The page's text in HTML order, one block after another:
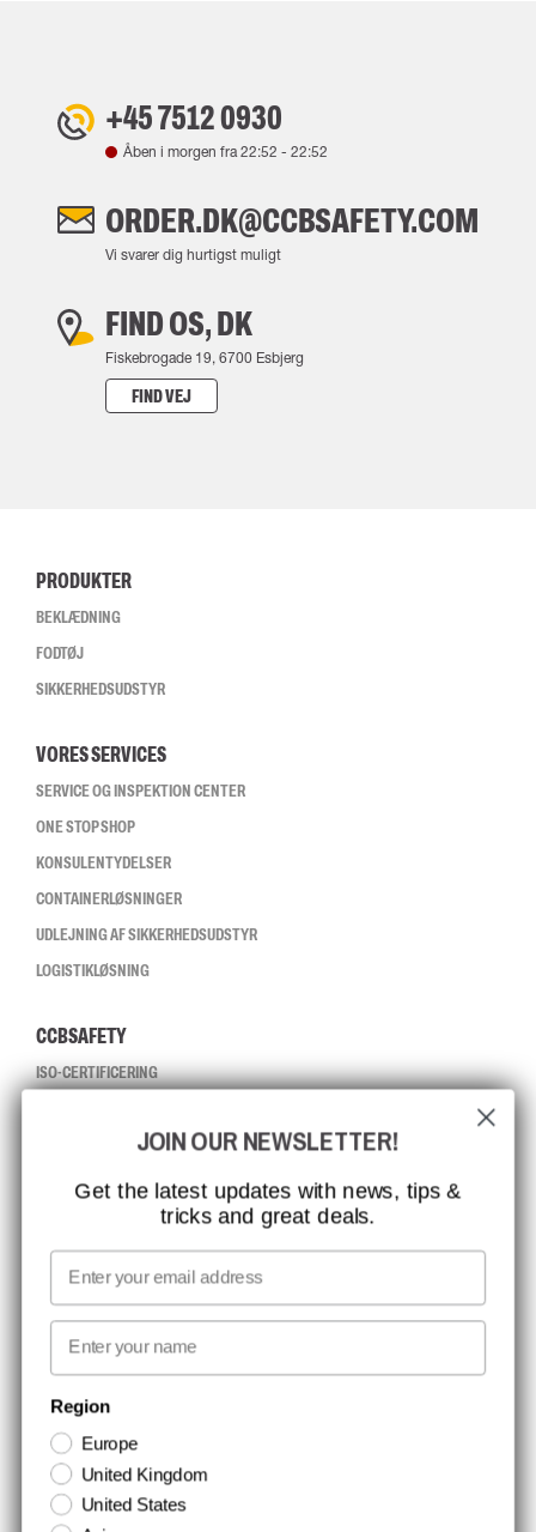
+45 7512 0930
Åben i morgen fra22:52 - 22:52
ORDER.DK@CCBSAFETY.COM
Vi svarer dig hurtigst muligt
FIND OS, DK
Fiskebrogade 19, 6700 Esbjerg
FIND VEJ
PRODUKTER
BEKLÆDNING
FODTØJ
SIKKERHEDSUDSTYR
VORES SERVICES
SERVICE OG INSPEKTION CENTER
ONE STOP SHOP
KONSULENTYDELSER
CONTAINERLØSNINGER
UDLEJNING AF SIKKERHEDSUDSTYR
LOGISTIKLØSNING
CCBSAFETY
ISO-CERTIFICERING
MISSION, VISION OG VÆRDIER
KONTAKT
JOB HOS CCBSAFETY
MEDIA
VI TAGER ANSVAR
NYHEDSBREV TILMELDING
Hold dig opdateret med gode tilbud og produktnyheder. Din e-mail
opbevares sikkert og du kan til enhver tid
JOIN OUR NEWSLETTER!
Get the latest updates with news, tips &
tricks and great deals.
Email
First name
Region
Europe
United Kingdom
United States